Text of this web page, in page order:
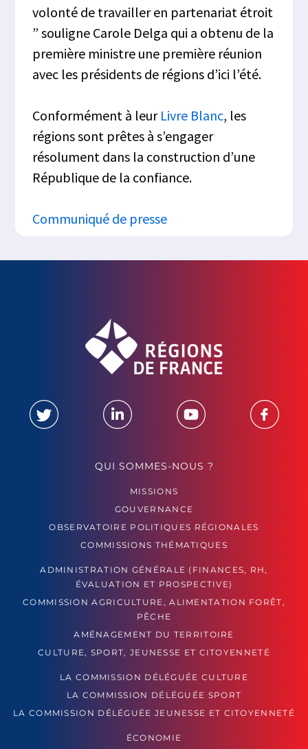
volonté de travailler en partenariat étroit
” souligne Carole Delga qui a obtenu de la
première ministre une première réunion
avec les présidents de régions d’ici l’été.
Conformément à leur Livre Blanc, les
régions sont prêtes à s’engager
résolument dans la construction d’une
République de la confiance.
Communiqué de presse
QUI SOMMES-NOUS ?
MISSIONS
GOUVERNANCE
OBSERVATOIRE POLITIQUES RÉGIONALES
COMMISSIONS THÉMATIQUES
ADMINISTRATION GÉNÉRALE (FINANCES, RH,
ÉVALUATION ET PROSPECTIVE)
COMMISSION AGRICULTURE, ALIMENTATION FORÊT,
PÊCHE
AMÉNAGEMENT DU TERRITOIRE
CULTURE, SPORT, JEUNESSE ET CITOYENNETÉ
LA COMMISSION DÉLÉGUÉE CULTURE
LA COMMISSION DÉLÉGUÉE SPORT
LA COMMISSION DÉLÉGUÉE JEUNESSE ET CITOYENNETÉ
ÉCONOMIE